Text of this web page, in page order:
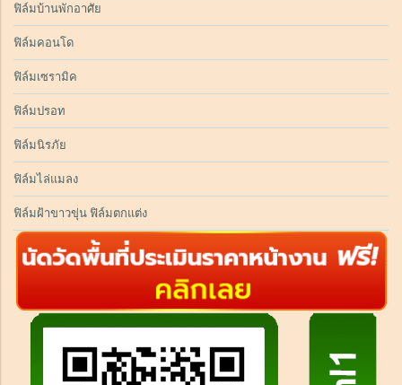
ฟิล์มบ้านพักอาศัย
ฟิล์มคอนโด
ฟิล์มเซรามิค
ฟิล์มปรอท
ฟิล์มนิรภัย
ฟิล์มไล่แมลง
ฟิล์มฝ้าขาวขุ่น ฟิล์มตกแต่ง